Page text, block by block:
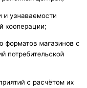
и узнаваемости
кооперации;
магазинов с
потребительской
с расчётом их